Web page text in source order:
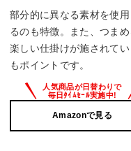
部分的に異なる素材を使
るのも特徴。また、つま
楽しい仕掛けが施されて
もポイントです。
Amazonで見る